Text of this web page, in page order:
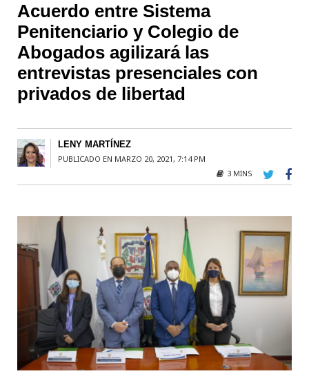
Acuerdo entre Sistema
Penitenciario y Colegio de
Abogados agilizará las
entrevistas presenciales con
privados de libertad
LENY MARTÍNEZ
PUBLICADO EN MARZO 20, 2021, 7:14 PM
3 MINS